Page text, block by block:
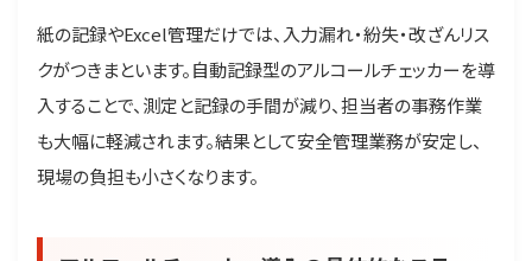
紙の記録やExcel管理だけでは、入力漏れ・紛失・改ざんリス
クがつきまといます。自動記録型のアルコールチェッカーを導
入することで、測定と記録の手間が減り、担当者の事務作業
も大幅に軽減されます。結果として安全管理業務が安定し、
現場の負担も小さくなります。